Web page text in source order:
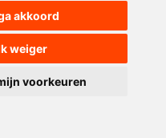
akkoord
weiger
voorkeuren